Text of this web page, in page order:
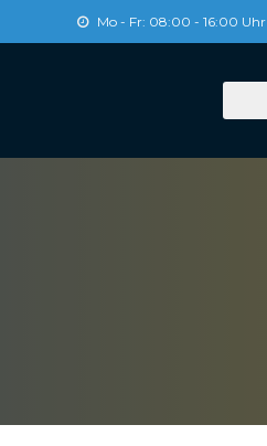
Mo - Fr: 08:00 - 16:00 Uhr